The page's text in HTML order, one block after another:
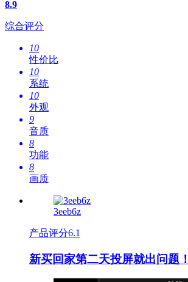
8.9
综合评分
10
性价比
10
系统
10
外观
9
音质
8
功能
8
画质
3eeb6z
产品评分6.1
新买回家第二天投屏就出问题